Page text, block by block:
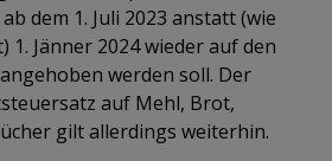
dem 1. Juli 2023 anstatt (wie
Jänner 2024 wieder auf den
werden soll. Der
auf Mehl, Brot,
gilt allerdings weiterhin.